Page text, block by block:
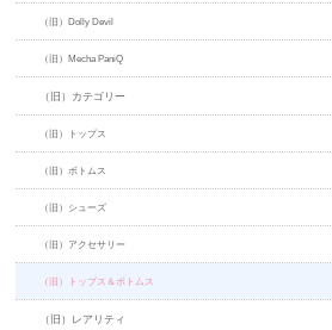
（旧）Dolly Devil
（旧）Mecha PaniQ
（旧）カテゴリー
（旧）トップス
（旧）ボトムス
（旧）シューズ
（旧）アクセサリー
（旧）トップス＆ボトムス
（旧）レアリティ